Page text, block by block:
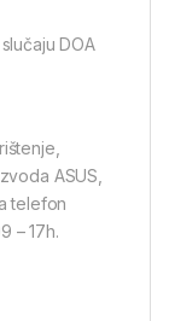
DOA
ASUS,
telefon
– 17h.